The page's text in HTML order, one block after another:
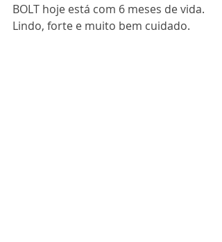
BOLT hoje está com 6 meses de vida.
Lindo, forte e muito bem cuidado.